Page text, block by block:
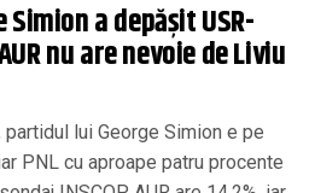
a depășit USR-
nu are nevoie de Liviu
lui George Simion e pe
PNL cu aproape patru procente